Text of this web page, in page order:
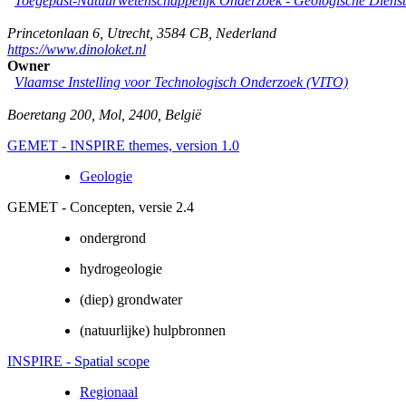
Princetonlaan 6 Utrecht, 3584 CB Nederland
https://www.dinoloket.nl
Owner
Vlaamse Instelling voor Technologisch Onderzoek (VITO)
Boeretang 200 Mol 2400 België
GEMET - INSPIRE themes, version 1.0
Geologie
GEMET - Concepten, versie 2.4
ondergrond
hydrogeologie
(diep) grondwater
(natuurlijke) hulpbronnen
INSPIRE - Spatial scope
Regionaal